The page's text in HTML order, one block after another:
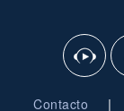
Contacto |